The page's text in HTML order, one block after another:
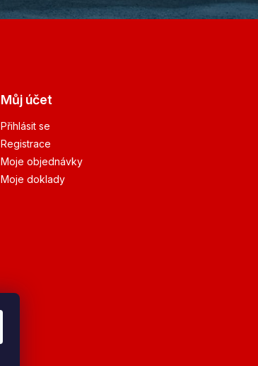
Můj účet
Přihlásit se
Registrace
Moje objednávky
Moje doklady